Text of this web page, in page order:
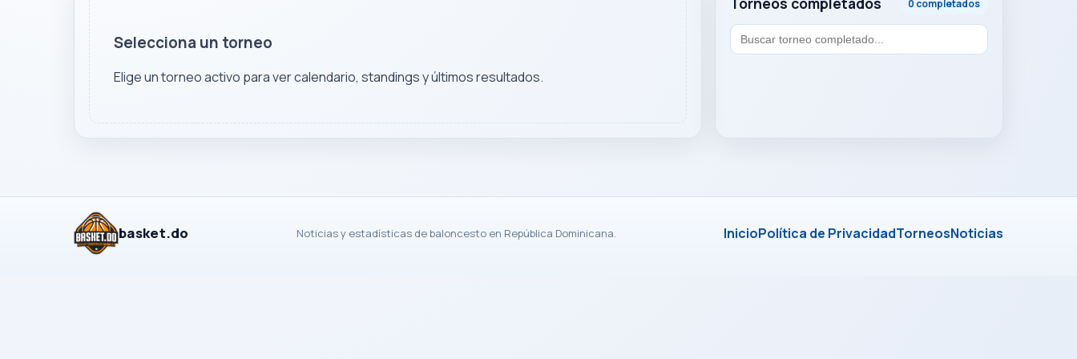
0 completados
Selecciona un torneo
Elige un torneo activo para ver calendario, standings y últimos resultados.
basket.do Noticias y estadísticas de baloncesto en República Dominicana. InicioPolítica de PrivacidadTorneosNoticias